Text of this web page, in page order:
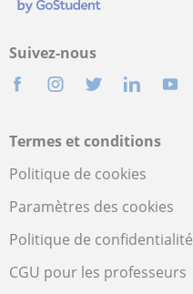
Suivez-nous
Termes et conditions
Politique de cookies
Paramètres des cookies
Politique de confidentialité
CGU pour les professeurs